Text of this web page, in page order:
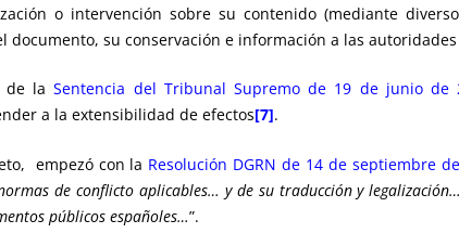
o intervención sobre su contenido (mediante
su conservación e información a las
de laSentencia del Tribunal Supremo de 19 de junio de
a la extensibilidad de efectos[7].
empezó con la Resolución DGRN de 14 de septiembre
de conflicto aplicables… y de su traducción y
públicos españoles…”.